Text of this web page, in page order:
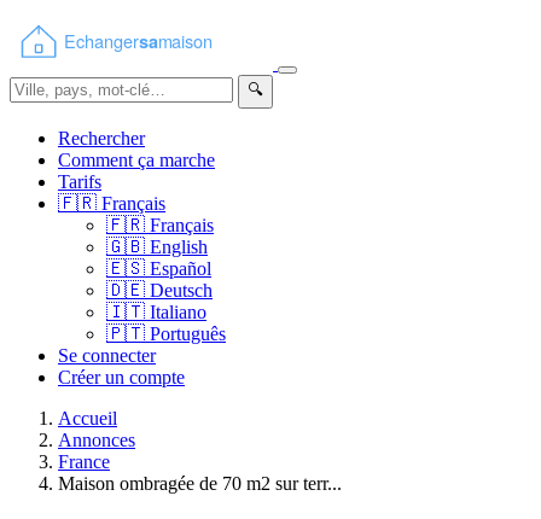
🔍
Rechercher
Comment ça marche
Tarifs
🇫🇷 Français
🇫🇷 Français
🇬🇧 English
🇪🇸 Español
🇩🇪 Deutsch
🇮🇹 Italiano
🇵🇹 Português
Se connecter
Créer un compte
Accueil
Annonces
France
Maison ombragée de 70 m2 sur terr...